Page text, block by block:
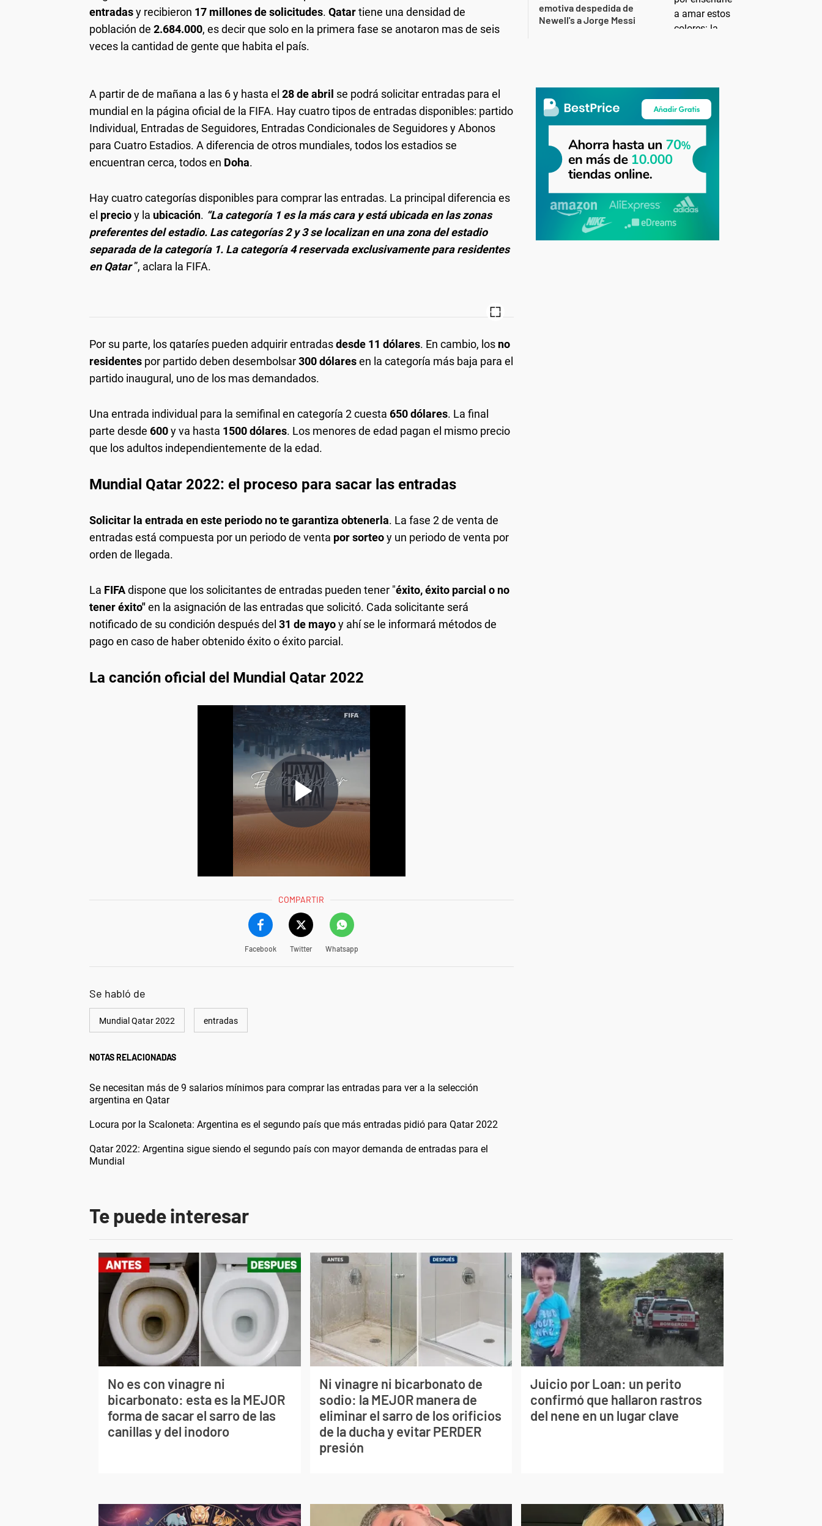
entradasy recibieron 17 millones de solicitudes. Qatartiene una densidad de
población de 2.684.000, es decir que solo en la primera fase se anotaron mas de seis
veces la cantidad de gente que habita el país.
A partir de de mañana a las 6 y hasta el 28 de abril se podrá solicitar entradas para el
mundial en la página oficial de la FIFA. Hay cuatro tipos de entradas disponibles: partido
Individual, Entradas de Seguidores, Entradas Condicionales de Seguidores y Abonos
para Cuatro Estadios. A diferencia de otros mundiales, todos los estadios se
encuentran cerca, todos en Doha.
Hay cuatro categorías disponibles para comprar las entradas. La principal diferencia es
el precioy la ubicación. “La categoría 1 es la más cara y está ubicada en las zonas
preferentes del estadio. Las categorías 2 y 3 se localizan en una zona del estadio
separada de la categoría 1. La categoría 4 reservada exclusivamente para residentes
en Qatar”, aclara la FIFA.
Por su parte, los qataríes pueden adquirir entradasdesde 11 dólares. En cambio, los no
residentes por partido deben desembolsar300 dólaresen la categoría más baja para el
partido inaugural, uno de los mas demandados.
Una entrada individual para la semifinal en categoría 2 cuesta 650 dólares. La final
parte desde 600y va hasta 1500 dólares. Los menores de edad pagan el mismo precio
que los adultos independientemente de la edad.
Mundial Qatar 2022: el proceso para sacar las entradas
Solicitar la entrada en este periodo no te garantiza obtenerla. La fase 2 de venta de
entradas está compuesta por un periodo de venta por sorteoy un periodo de venta por
orden de llegada.
La FIFAdispone que los solicitantes de entradas pueden tener "éxito, éxito parcial o no
tener éxito"en la asignación de las entradas que solicitó. Cada solicitante será
notificado de su condición después del 31 de mayoy ahí se le informará métodos de
pago en caso de haber obtenido éxito o éxito parcial.
La canción oficial del Mundial Qatar 2022
COMPARTIR
Facebook Twitter Whatsapp
Se habló de
Mundial Qatar 2022 entradas
NOTAS RELACIONADAS
Se necesitan más de 9 salarios mínimos para comprar las entradas para ver a la selección
argentina en Qatar
Locura por la Scaloneta: Argentina es el segundo país que más entradas pidió para Qatar 2022
Qatar 2022: Argentina sigue siendo el segundo país con mayor demanda de entradas para el
Mundial
emotiva despedida de
Newell's a Jorge Messi
Te puede interesar
No es con vinagre ni
bicarbonato: esta es la MEJOR
forma de sacar el sarro de las
canillas y del inodoro
Ni vinagre ni bicarbonato de
sodio: la MEJOR manera de
eliminar el sarro de los orificios
de la ducha y evitar PERDER
presión
Juicio por Loan: un perito
confirmó que hallaron rastros
del nene en un lugar clave